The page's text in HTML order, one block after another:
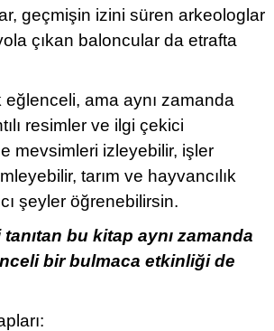
geçmişin izini süren arkeologlar
çıkan baloncular da etrafta
eğlenceli, ama aynı zamanda
resimler ve ilgi çekici
mevsimleri izleyebilir, işler
tarım ve hayvancılık
şeyler öğrenebilirsin.
bu kitap aynı zamanda
bir bulmaca etkinliği de